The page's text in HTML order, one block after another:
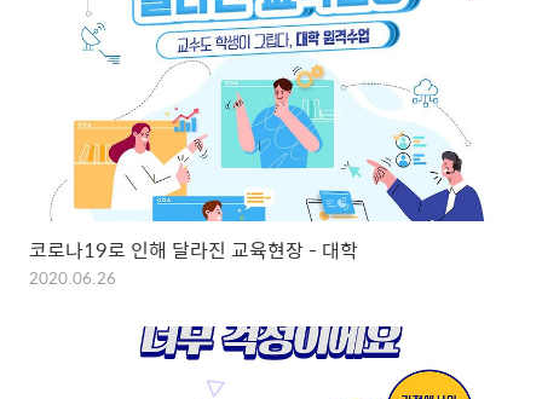
코로나19로 인해 달라진 교육현장 - 대학
2020.06.26